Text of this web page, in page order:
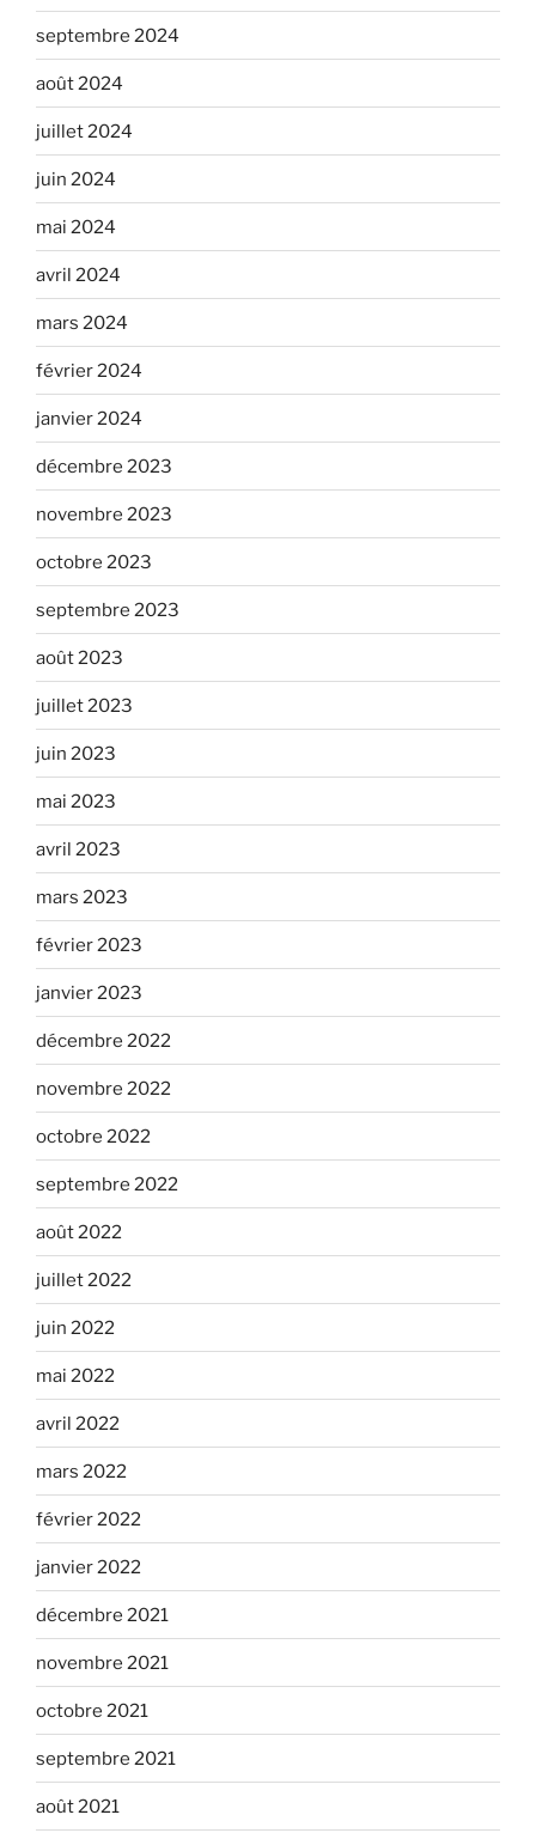
septembre 2024
août 2024
juillet 2024
juin 2024
mai 2024
avril 2024
mars 2024
février 2024
janvier 2024
décembre 2023
novembre 2023
octobre 2023
septembre 2023
août 2023
juillet 2023
juin 2023
mai 2023
avril 2023
mars 2023
février 2023
janvier 2023
décembre 2022
novembre 2022
octobre 2022
septembre 2022
août 2022
juillet 2022
juin 2022
mai 2022
avril 2022
mars 2022
février 2022
janvier 2022
décembre 2021
novembre 2021
octobre 2021
septembre 2021
août 2021